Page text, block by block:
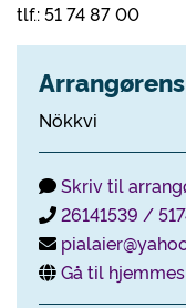
tlf.: 51 74 87 00
Nökkvi
Skriv til
26141539 /
Gå til